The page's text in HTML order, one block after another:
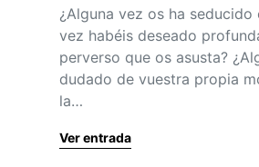
¿Alguna vez os ha seducido
vez habéis deseado
perverso que os asusta?
dudado de vuestra propia
la…
Ver entrada